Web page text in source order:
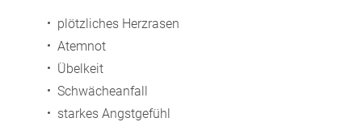
plötzliches Herzrasen
Atemnot
Übelkeit
Schwächeanfall
starkes Angstgefühl